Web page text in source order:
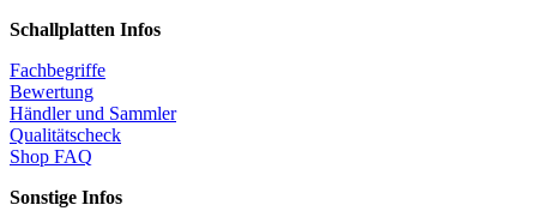
Schallplatten Infos
Fachbegriffe
Bewertung
Händler und Sammler
Qualitätscheck
Shop FAQ
Sonstige Infos